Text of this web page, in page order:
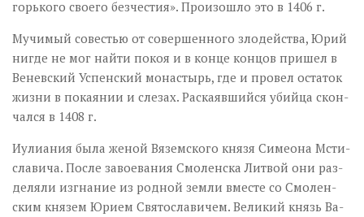
горь­ко­го сво­е­го без­че­стия». Про­изо­шло это в 1406 г.
Му­чи­мый со­ве­стью от со­вер­шен­но­го зло­дей­ства, Юрий
ни­где не мог най­ти по­коя и в кон­це кон­цов при­шел в
Ве­нев­ский Успен­ский мо­на­стырь, где и про­вел оста­ток
жиз­ни в по­ка­я­нии и сле­зах. Рас­ка­яв­ший­ся убий­ца скон­
чал­ся в 1408 г.
Иули­а­ния бы­ла же­ной Вя­зем­ско­го кня­зя Си­мео­на Мсти­
сла­ви­ча. По­сле за­во­е­ва­ния Смо­лен­ска Лит­вой они раз­
де­ля­ли из­гна­ние из род­ной зем­ли вме­сте со Смо­лен­
ским кня­зем Юри­ем Свя­то­сла­ви­чем. Ве­ли­кий князь Ва­